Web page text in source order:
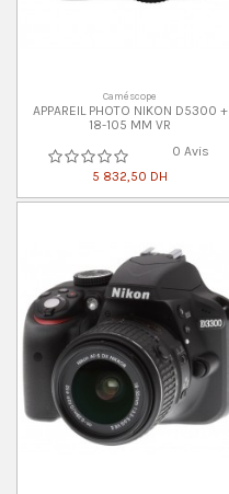
Caméscope
APPAREIL PHOTO NIKON D5300 +
18-105 MM VR
0 Avis
5 832,50 DH